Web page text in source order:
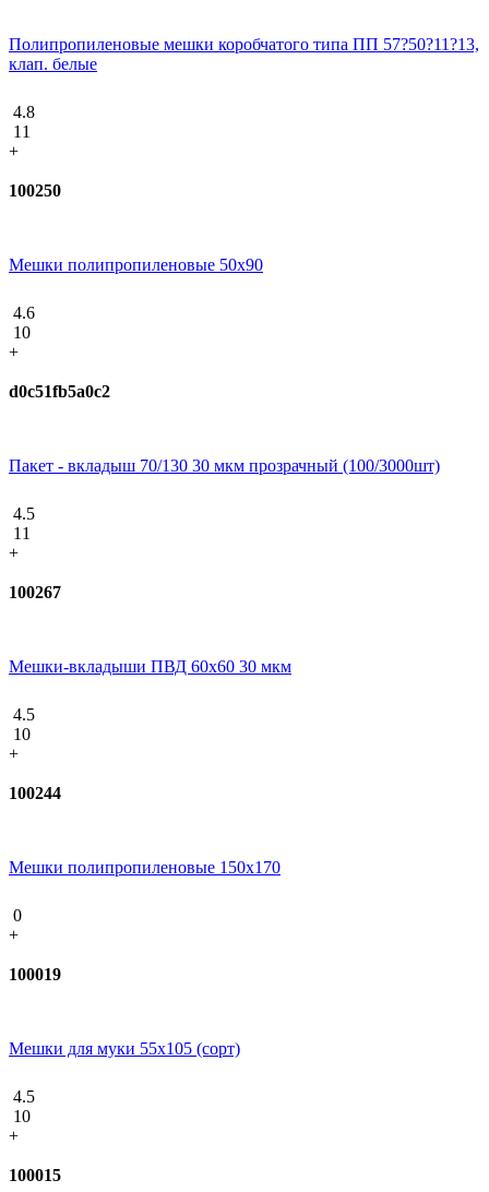
Полипропиленовые мешки коробчатого типа ПП 57?50?11?13,
клап. белые
4.8
11
+
100250
Мешки полипропиленовые 50x90
4.6
10
+
d0c51fb5a0c2
Пакет - вкладыш 70/130 30 мкм прозрачный (100/3000шт)
4.5
11
+
100267
Мешки-вкладыши ПВД 60x60 30 мкм
4.5
10
+
100244
Мешки полипропиленовые 150x170
0
+
100019
Мешки для муки 55x105 (сорт)
4.5
10
+
100015